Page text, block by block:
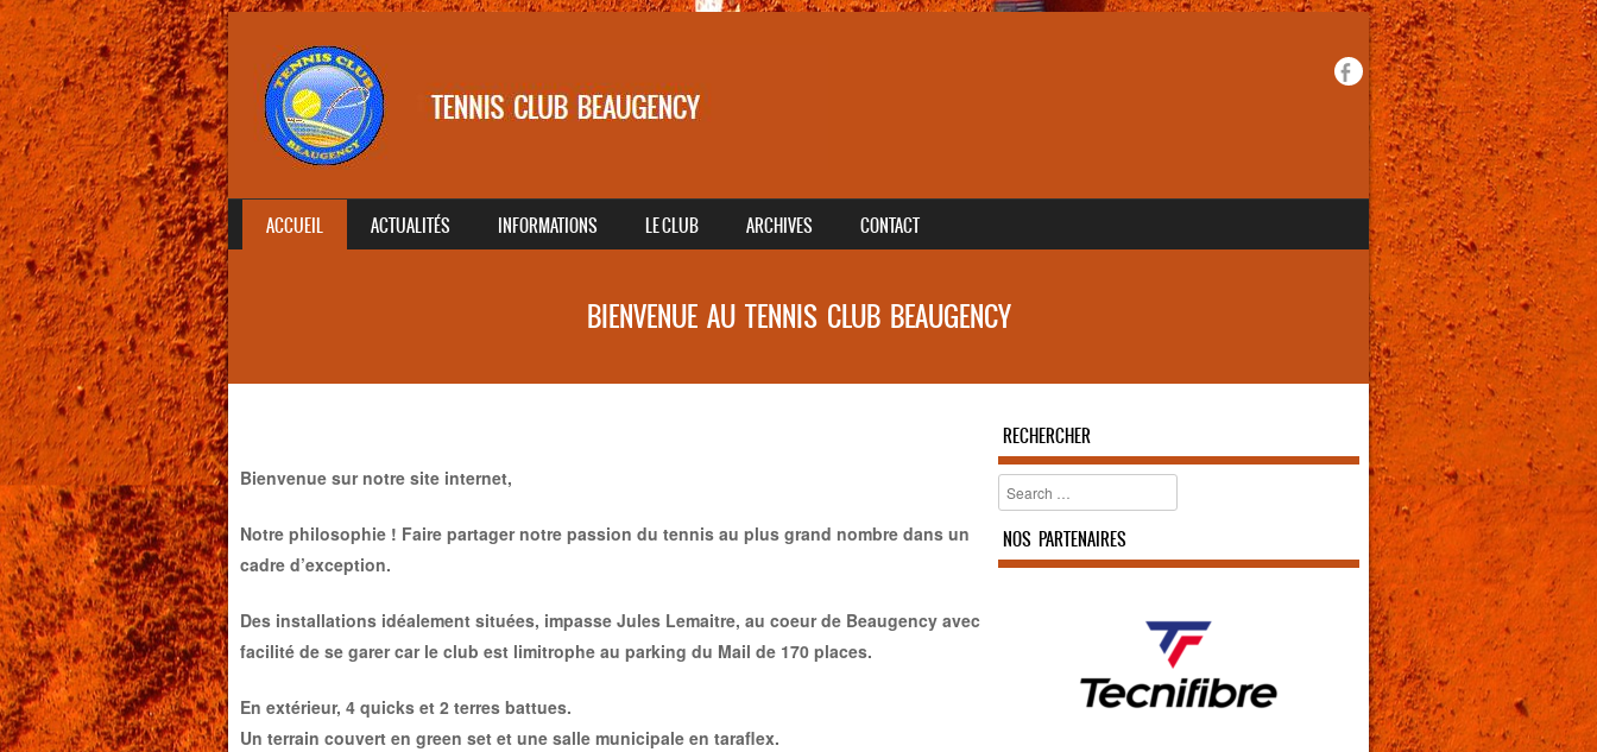
MENU
SKIP TO CONTENT
ACCUEIL ACTUALITÉS INFORMATIONS LE CLUB ARCHIVES CONTACT
BIENVENUE AU TENNIS CLUB BEAUGENCY
Bienvenue sur notre site internet,
Notre philosophie ! Faire partager notre passion du tennis au plus grand nombre dans un
cadre d’exception.
Des installations idéalement situées, impasse Jules Lemaitre, au coeur de Beaugency avec
facilité de se garer car le club est limitrophe au parking du Mail de 170 places.
En extérieur, 4 quicks et 2 terres battues.
Un terrain couvert en green set et une salle municipale en taraflex.
RECHERCHER
Rechercher
NOS PARTENAIRES